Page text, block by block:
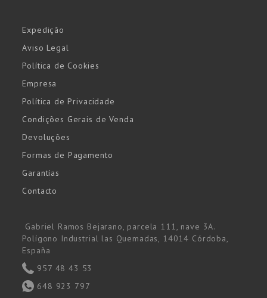
Expedição
Aviso Legal
Política de Cookies
Empresa
Política de Privacidade
Condições Gerais de Venda
Devoluções
Formas de Pagamento
Garantías
Contacto
Gabriel Ramos Bejarano, parcela 111, nave 3A.
Polígono Industrial las Quemadas, 14014 Córdoba,
España
957 48 43 53
648 923 797